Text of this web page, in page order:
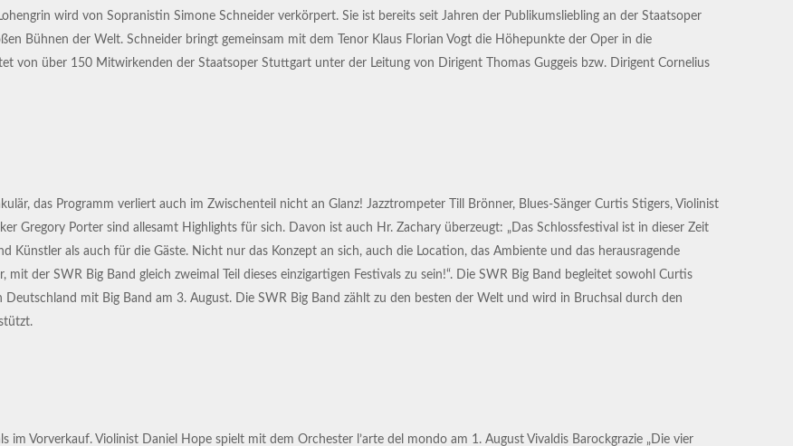
wird von Sopranistin Simone Schneider verkörpert. Sie ist bereits seit Jahren der Publikumsliebling an der Staatsoper
Bühnen der Welt. Schneider bringt gemeinsam mit dem Tenor Klaus Florian Vogt die Höhepunkte der Oper in die
von über 150 Mitwirkenden der Staatsoper Stuttgart unter der Leitung von Dirigent Thomas Guggeis bzw. Dirigent Cornelius
das Programm verliert auch im Zwischenteil nicht an Glanz! Jazztrompeter Till Brönner, Blues-Sänger Curtis Stigers, Violinist
Gregory Porter sind allesamt Highlights für sich. Davon ist auch Hr. Zachary überzeugt: „Das Schlossfestival ist in dieser Zeit
als auch für die Gäste. Nicht nur das Konzept an sich, auch die Location, das Ambiente und das herausragende
der SWR Big Band gleich zweimal Teil dieses einzigartigen Festivals zu sein!“. Die SWR Big Band begleitet sowohl Curtis
Deutschland mit Big Band am 3. August. Die SWR Big Band zählt zu den besten der Welt und wird in Bruchsal durch den
im Vorverkauf. Violinist Daniel Hope spielt mit dem Orchester l’arte del mondo am 1. August Vivaldis Barockgrazie „Die vier